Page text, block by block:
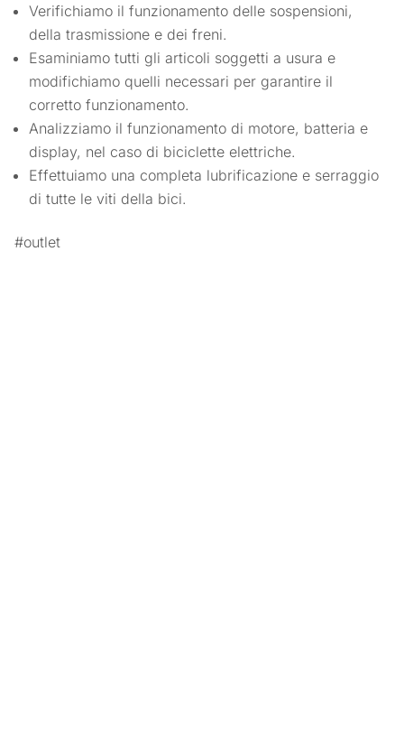
Verifichiamo il funzionamento delle sospensioni,
della trasmissione e dei freni.
Esaminiamo tutti gli articoli soggetti a usura e
modifichiamo quelli necessari per garantire il
corretto funzionamento.
Analizziamo il funzionamento di motore, batteria e
display, nel caso di biciclette elettriche.
Effettuiamo una completa lubrificazione e serraggio
di tutte le viti della bici.
#outlet